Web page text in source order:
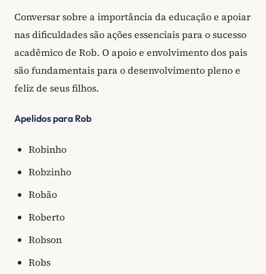
Conversar sobre a importância da educação e apoiar
nas dificuldades são ações essenciais para o sucesso
acadêmico de Rob. O apoio e envolvimento dos pais
são fundamentais para o desenvolvimento pleno e
feliz de seus filhos.
Apelidos para Rob
Robinho
Robzinho
Robão
Roberto
Robson
Robs